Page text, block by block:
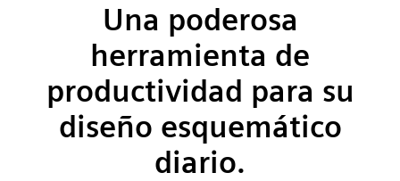
Una poderosa
herramienta de
productividad para su
diseño esquemático
diario.